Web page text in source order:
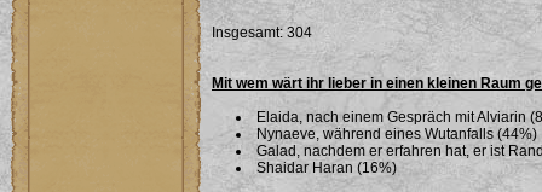
Insgesamt: 304
Mit wem wärt ihr lieber in einen kleinen Raum
Elaida, nach einem Gespräch mit Alviarin
Nynaeve, während eines Wutanfalls (44%)
Galad, nachdem er erfahren hat, er ist
Shaidar Haran (16%)